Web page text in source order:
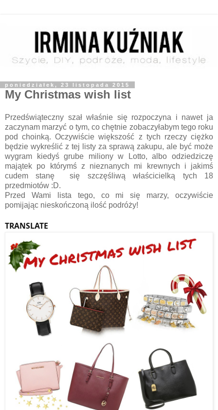
poniedziałek, 23 listopada 2015
My Christmas wish list
Przedświąteczny szał właśnie się rozpoczyna i nawet ja
zaczynam marzyć o tym, co chętnie zobaczyłabym tego roku
pod choinką. Oczywiście większość z tych rzeczy ciężko
będzie wykreślić z tej listy za sprawą zakupu, ale być może
wygram kiedyś grube miliony w Lotto, albo odziedziczę
majątek po którymś z nieznanych mi krewnych i jakimś
cudem stanę się szczęśliwą właścicielką tych 18
przedmiotów :D.
Przed Wami lista tego, co mi się marzy, oczywiście
pomijając nieskończoną ilość podróży!
TRANSLATE